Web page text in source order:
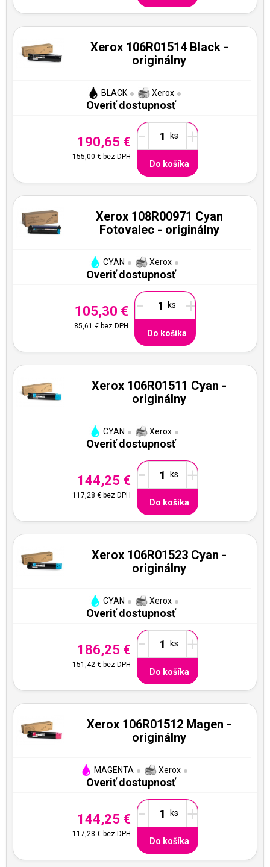
Xerox 106R01514 Black -
originálny
BLACK Xerox
Overiť dostupnosť
190,65 €
155,00 €bez DPH
- +
Do košíka
Xerox 108R00971 Cyan
Fotovalec - originálny
CYAN Xerox
Overiť dostupnosť
105,30 €
85,61 € bez DPH
- +
Do košíka
Xerox 106R01511 Cyan -
originálny
CYAN Xerox
Overiť dostupnosť
144,25 €
117,28 €bez DPH
- +
Do košíka
Xerox 106R01523 Cyan -
originálny
CYAN Xerox
Overiť dostupnosť
186,25 €
151,42 €bez DPH
- +
Do košíka
Xerox 106R01512 Magen -
originálny
MAGENTA Xerox
Overiť dostupnosť
144,25 €
117,28 €bez DPH
- +
Do košíka